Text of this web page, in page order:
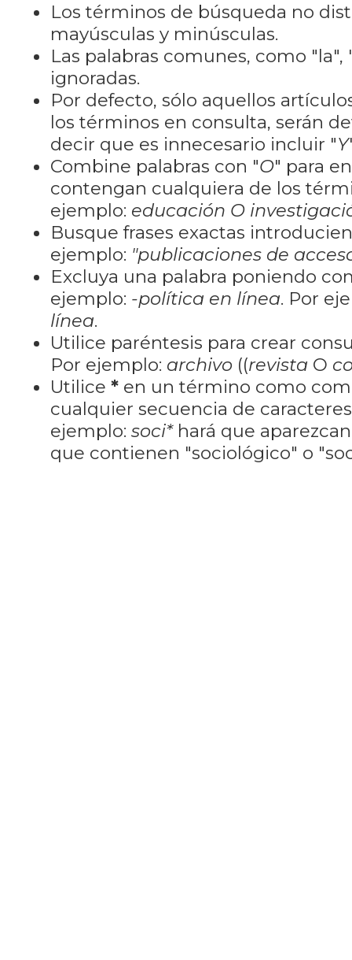
Los términos de búsqueda no
mayúsculas y minúsculas.
Las palabras comunes, como "la",
ignoradas.
Por defecto, sólo aquellos
los términos en consulta, serán
decir que es innecesario incluir "Y
Combine palabras con "O" para
contengan cualquiera de los
ejemplo: educación O
Busque frases exactas
ejemplo: "publicaciones de
Excluya una palabra poniendo
ejemplo: -política en línea. Por
línea.
Utilice paréntesis para crear
Por ejemplo: archivo ((revista O
Utilice *en un término como
cualquier secuencia de
ejemplo: soci*hará que
que contienen "sociológico" o